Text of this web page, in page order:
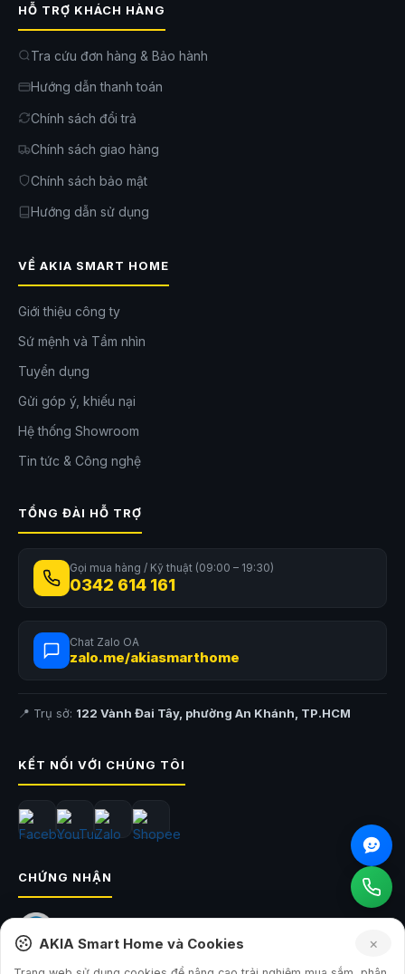
HỖ TRỢ KHÁCH HÀNG
Tra cứu đơn hàng & Bảo hành
Hướng dẫn thanh toán
Chính sách đổi trả
Chính sách giao hàng
Chính sách bảo mật
Hướng dẫn sử dụng
VỀ AKIA SMART HOME
Giới thiệu công ty
Sứ mệnh và Tầm nhìn
Tuyển dụng
Gửi góp ý, khiếu nại
Hệ thống Showroom
Tin tức & Công nghệ
TỔNG ĐÀI HỖ TRỢ
Gọi mua hàng / Kỹ thuật (09:00 – 19:30)
0342 614 161
Chat Zalo OA
zalo.me/akiasmarthome
📍 Trụ sở: 122 Vành Đai Tây, phường An Khánh, TP.HCM
KẾT NỐI VỚI CHÚNG TÔI
CHỨNG NHẬN
AKIA Smart Home và Cookies ×